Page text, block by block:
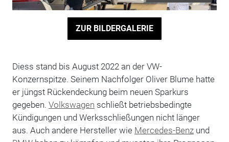
ZUR BILDERGALERIE
Diess stand bis August 2022 an der VW-
Konzernspitze. Seinem Nachfolger Oliver Blume hatte
er jüngst Rückendeckung beim neuen Sparkurs
gegeben. Volkswagen schließt betriebsbedingte
Kündigungen und Werksschließungen nicht länger
aus. Auch andere Hersteller wie Mercedes-Benzund